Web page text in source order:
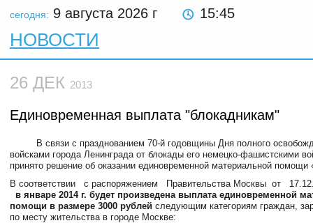
сегодня: 9 августа 2026 г 15:45
НОВОСТИ
26 ДЕК 2013
Единовременная выплата "блокадникам"
В связи с празднованием 70-й годовщины Дня полного
войсками города Ленинграда от блокады его немецко-фашистскими
принято решение об оказании единовременной материальной помощи
В соответствии с распоряжением Правительства Москвы от
в январе 2014 г. будет произведена выплата единовременной
помощи в размере 3000 рублей следующим категориям граждан,
по месту жительства в городе Москве: